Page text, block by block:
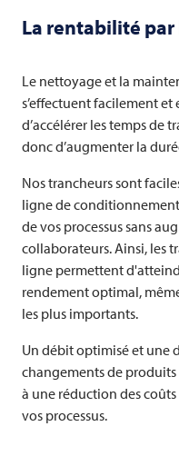
La rentabilité
Le nettoyage et la
s’effectuent facilement
d’accélérer les temps de
donc d’augmenter la
Nos trancheurs sont
ligne de
de vos processus sans
collaborateurs. Ainsi, les
ligne permettent
rendement optimal,
les plus importants.
Un débit optimisé et une
changements de
à une réduction des
vos processus.